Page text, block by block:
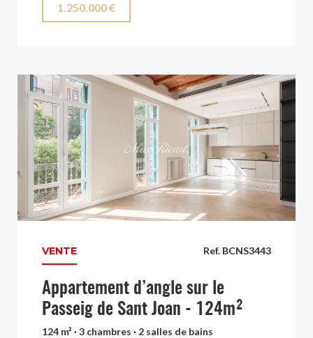
1.250.000 €
Ref. BCNS3443
VENTE
Appartement d’angle sur le
Passeig de Sant Joan - 124m²
124 m² · 3 chambres · 2 salles de bains